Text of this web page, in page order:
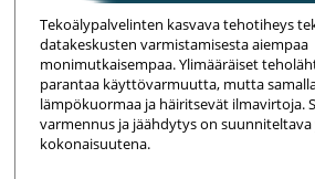
Tekoälypalvelinten kasvava tehotiheys
datakeskusten varmistamisesta aiempaa
monimutkaisempaa. Ylimääräiset
parantaa käyttövarmuutta, mutta
lämpökuormaa ja häiritsevät ilmavirtoja.
varmennus ja jäähdytys on
kokonaisuutena.